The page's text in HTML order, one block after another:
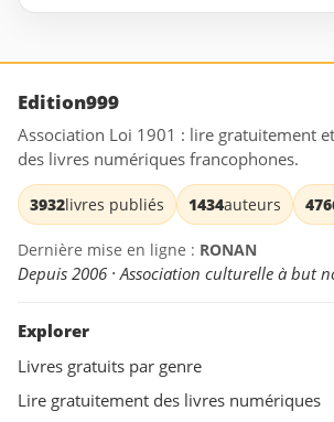
Edition999
Association Loi 1901 : lire gratuitement
des livres numériques francophones.
3932livres publiés 1434auteurs
Dernière mise en ligne : RONAN
Depuis 2006 · Association culturelle à but
Explorer
Livres gratuits par genre
Lire gratuitement des livres numériques